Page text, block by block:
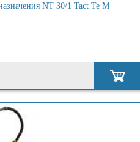
NT 30/1 Tact Te M